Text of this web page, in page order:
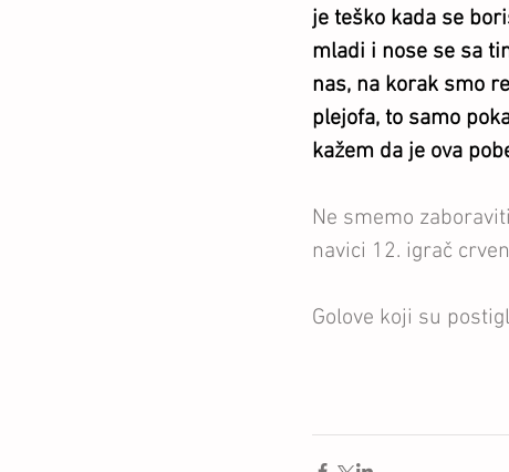
je teško kada se
mladi i nose se sa
nas, na korak smo
plejofa, to samo
kažem da je ova
Ne smemo
navici 12. igrač
Golove koji su